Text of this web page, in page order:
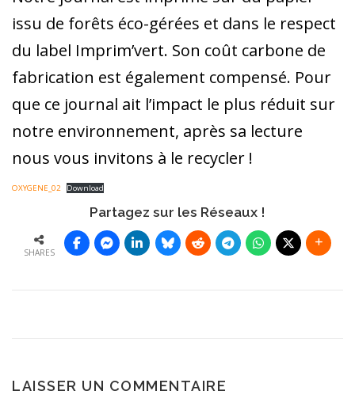
issu de forêts éco-gérées et dans le respect
du label Imprim’vert. Son coût carbone de
fabrication est également compensé. Pour
que ce journal ait l’impact le plus réduit sur
notre environnement, après sa lecture
nous vous invitons à le recycler !
OXYGENE_02 Download
Partagez sur les Réseaux !
SHARES
LAISSER UN COMMENTAIRE